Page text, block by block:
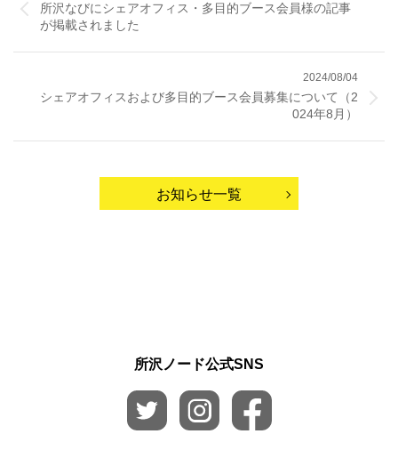
所沢なびにシェアオフィス・多目的ブース会員様の記事
が掲載されました
2024/08/04
シェアオフィスおよび多目的ブース会員募集について（2
024年8月）
お知らせ一覧
所沢ノード公式SNS